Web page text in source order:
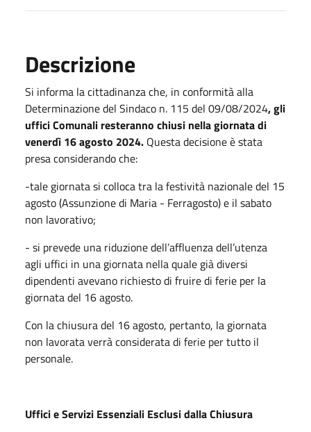
Descrizione
Si informa la cittadinanza che, in conformità alla
Determinazione del Sindaco n. 115 del 09/08/2024,gli
uffici Comunali resteranno chiusi nella giornata di
venerdì 16 agosto 2024. Questa decisione è stata
presa considerando che:
-tale giornata si colloca tra la festività nazionale del 15
agosto (Assunzione di Maria - Ferragosto) e il sabato
non lavorativo;
- si prevede una riduzione dell’affluenza dell’utenza
agli uffici in una giornata nella quale già diversi
dipendenti avevano richiesto di fruire di ferie per la
giornata del 16 agosto.
Con la chiusura del 16 agosto, pertanto, la giornata
non lavorata verrà considerata di ferie per tutto il
personale.
Uffici eServizi Essenziali Esclusi dalla Chiusura